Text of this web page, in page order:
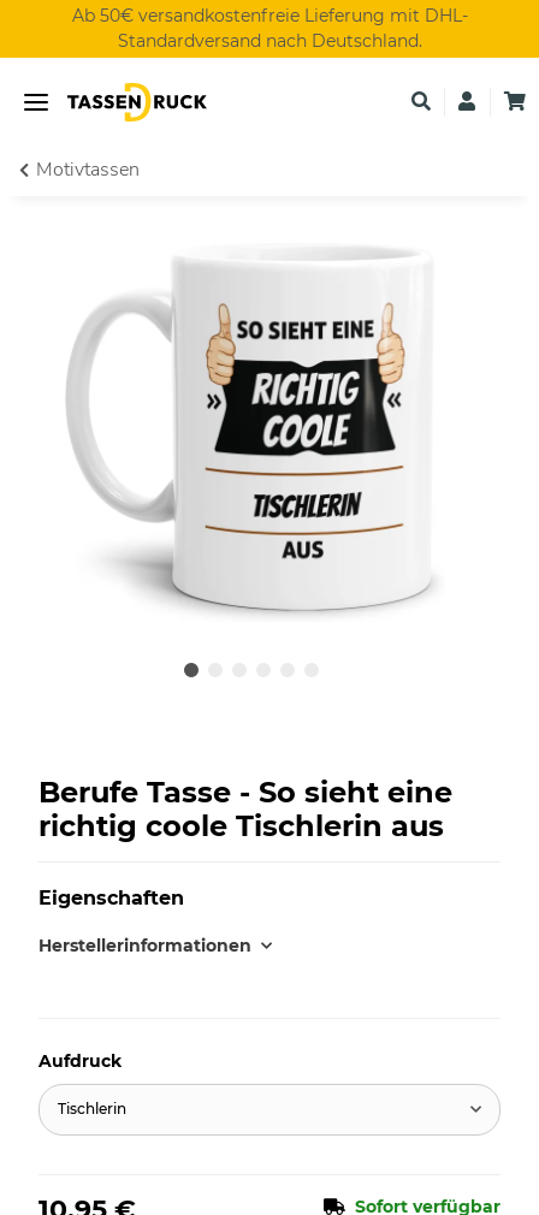
Ab 50€ versandkostenfreie Lieferung mit DHL-
Standardversand nach Deutschland.
Motivtassen
Berufe Tasse - So sieht eine
richtig coole Tischlerin aus
Eigenschaften
Herstellerinformationen
Aufdruck
Tischlerin
Sofort verfügbar